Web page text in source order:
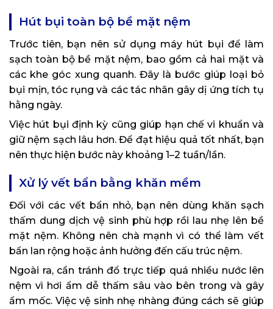
Hút bụi toàn bộ bề mặt nệm
Trước tiên, bạn nên sử dụng máy hút bụi để làm
sạch toàn bộ bề mặt nệm, bao gồm cả hai mặt và
các khe góc xung quanh. Đây là bước giúp loại bỏ
bụi mịn, tóc rụng và các tác nhân gây dị ứng tích tụ
hằng ngày.
Việc hút bụi định kỳ cũng giúp hạn chế vi khuẩn và
giữ nệm sạch lâu hơn. Để đạt hiệu quả tốt nhất, bạn
nên thực hiện bước này khoảng 1–2 tuần/lần.
Xử lý vết bẩn bằng khăn mềm
Đối với các vết bẩn nhỏ, bạn nên dùng khăn sạch
thấm dung dịch vệ sinh phù hợp rồi lau nhẹ lên bề
mặt nệm. Không nên chà mạnh vì có thể làm vết
bẩn lan rộng hoặc ảnh hưởng đến cấu trúc nệm.
Ngoài ra, cần tránh đổ trực tiếp quá nhiều nước lên
nệm vì hơi ẩm dễ thấm sâu vào bên trong và gây
ẩm mốc. Việc vệ sinh nhẹ nhàng đúng cách sẽ giúp